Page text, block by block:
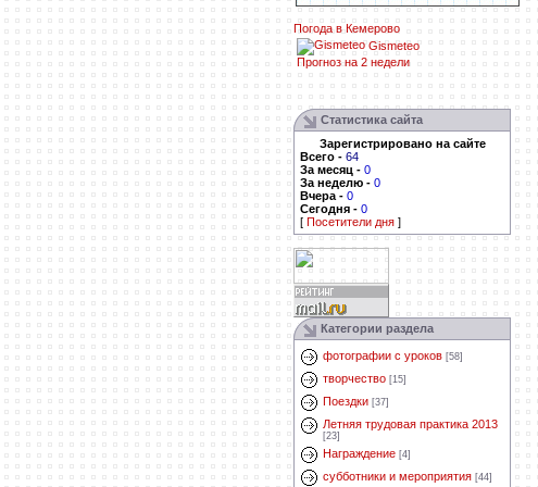
Погода в Кемерово
Gismeteo
Прогноз на 2 недели
Статистика сайта
Зарегистрировано на сайте
Всего - 64
За месяц - 0
За неделю - 0
Вчера - 0
Сегодня - 0
[ Посетители дня ]
Категории раздела
фотографии с уроков [58]
творчество [15]
Поездки [37]
Летняя трудовая практика 2013
[23]
Награждение [4]
субботники и мероприятия [44]